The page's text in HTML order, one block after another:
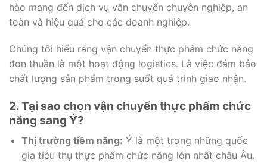
hào mang đến dịch vụ vận chuyển chuyên nghiệp, an
toàn và hiệu quả cho các doanh nghiệp.
Chúng tôi hiểu rằng vận chuyển thực phẩm chức năng
đơn thuần là một hoạt động logistics. Là việc đảm bảo
chất lượng sản phẩm trong suốt quá trình giao nhận.
2. Tại sao chọn vận chuyển thực phẩm chức
năng sang Ý?
Thị trường tiềm năng: Ý là một trong những quốc
gia tiêu thụ thực phẩm chức năng lớn nhất châu Âu.